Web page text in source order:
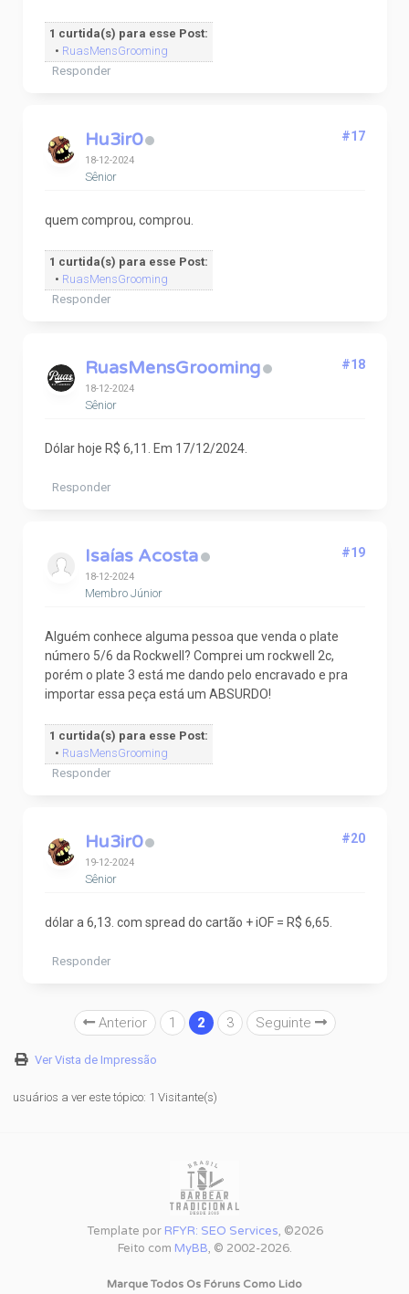
1 curtida(s) para esse Post:
• RuasMensGrooming
Responder
Hu3ir0
18-12-2024
Sênior
#17
quem comprou, comprou.
1 curtida(s) para esse Post:
• RuasMensGrooming
Responder
RuasMensGrooming
18-12-2024
Sênior
#18
Dólar hoje R$ 6,11. Em 17/12/2024.
Responder
Isaías Acosta
18-12-2024
Membro Júnior
#19
Alguém conhece alguma pessoa que venda o plate
número 5/6 da Rockwell? Comprei um rockwell 2c,
porém o plate 3 está me dando pelo encravado e pra
importar essa peça está um ABSURDO!
1 curtida(s) para esse Post:
• RuasMensGrooming
Responder
Hu3ir0
19-12-2024
Sênior
#20
dólar a 6,13. com spread do cartão + iOF = R$ 6,65.
Responder
Anterior 1 2 3 Seguinte
Ver Vista de Impressão
usuários a ver este tópico: 1 Visitante(s)
Template por RFYR: SEO Services, ©2026
Feito com MyBB, © 2002-2026.
Marque Todos Os Fóruns Como Lido